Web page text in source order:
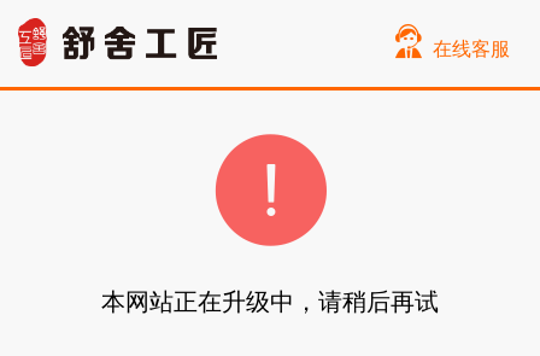
在线客服
本网站正在升级中，请稍后再试